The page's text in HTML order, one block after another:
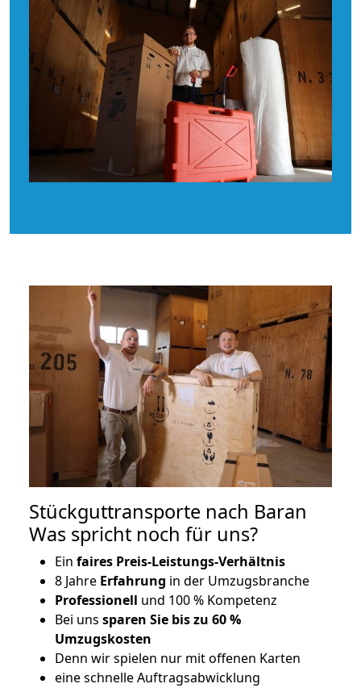
Stückguttransporte nach Baran
Was spricht noch für uns?
Ein faires Preis-Leistungs-Verhältnis
8 Jahre Erfahrung in der Umzugsbranche
Professionell und 100 % Kompetenz
Bei uns sparen Sie bis zu 60 %
Umzugskosten
Denn wir spielen nur mit offenen Karten
eine schnelle Auftragsabwicklung